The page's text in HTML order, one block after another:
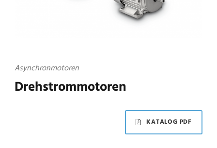
Asynchronmotoren
Drehstrommotoren
KATALOG PDF